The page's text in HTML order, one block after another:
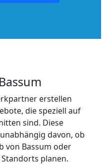
erstellen
die speziell auf
sind. Diese
davon, ob
von Bassum oder
planen.